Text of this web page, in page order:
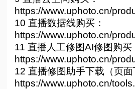
https://www.uphoto.cn/
10 直播数据线购买：
https://www.uphoto.cn/
11 直播人工修图AI修图购买
https://www.uphoto.cn/
12 直播修图助手下载（页面
https://www.uphoto.cn/